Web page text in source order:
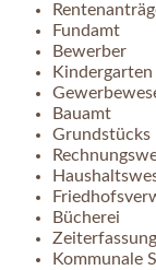
Fundamt
Bewerber
Kindergarten
Bauamt
Grundstücks
Bücherei
Kommunale